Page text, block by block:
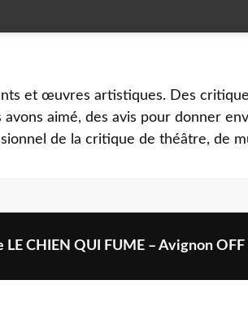
et œuvres artistiques. Des
avons aimé, des avis pour donner
de la critique de théâtre, de
CHIEN QUI FUME – Avignon OFF